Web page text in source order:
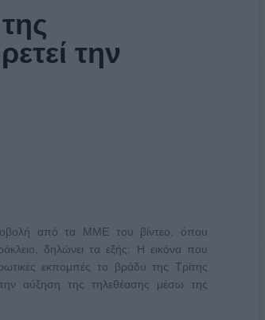
την
από τα ΜΜΕ του βίντεο, όπου
δηλώνει τα εξής: Η εικόνα που
εκπομπές το βράδυ της Τρίτης
αύξηση της τηλεθέασης μέσω της